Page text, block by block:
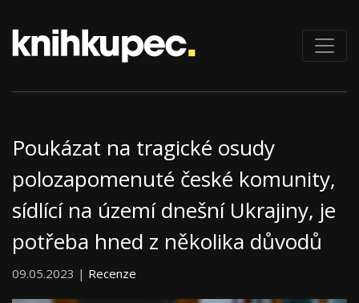
Poukázat na tragické osudy
polozapomenuté české komunity,
sídlící na území dnešní Ukrajiny, je
potřeba hned z několika důvodů
09.05.2023 | Recenze